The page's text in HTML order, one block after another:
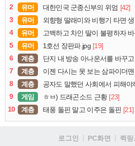
2
유머 대한민국 군종신부의 위엄 [42]
3
유머 외향형 딸래미와 비행기 타면 생
4
유머 고백하고 차인 딸이 불평하자
5
유머 1호선 장판파.jpg [19]
6
계층 단지 내 방송 아나운서를 바꾸고 나서 집중도가 확 올라
7
계층 이젠 다시는 못 보는 삼파이더맨
8
계층 공자도 말했던 사회에서 피해야
9
게임 ㅎㅂ) 드래곤소드 근황 [23]
10
계층 태풍 돌핀 말고 이주은 돌핀 [21]
로그인 PC화면 퀵링